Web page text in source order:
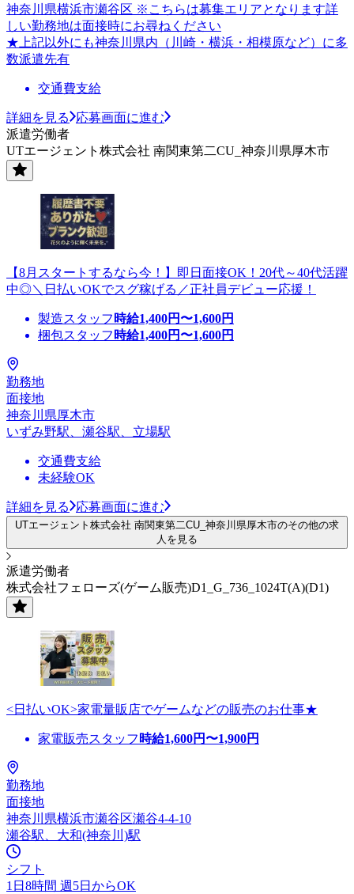
神奈川県横浜市瀬谷区 ※こちらは募集エリアとなります詳
しい勤務地は面接時にお尋ねください
★上記以外にも神奈川県内（川崎・横浜・相模原など）に多
数派遣先有
交通費支給
詳細を見る
応募画面に進む
派遣労働者
UTエージェント株式会社 南関東第二CU_神奈川県厚木市
【8月スタートするなら今！】即日面接OK！20代～40代活躍
中◎＼日払いOKでスグ稼げる／正社員デビュー応援！
製造スタッフ 時給1,400円〜1,600円
梱包スタッフ 時給1,400円〜1,600円
勤務地
面接地
神奈川県厚木市
いずみ野駅、瀬谷駅、立場駅
交通費支給
未経験OK
詳細を見る 応募画面に進む
UTエージェント株式会社 南関東第二CU_神奈川県厚木市のその他の求
人を見る
派遣労働者
株式会社フェローズ(ゲーム販売)D1_G_736_1024T(A)(D1)
<日払いOK>家電量販店でゲームなどの販売のお仕事★
家電販売スタッフ 時給1,600円〜1,900円
勤務地
面接地
神奈川県横浜市瀬谷区瀬谷4-4-10
瀬谷駅、大和(神奈川)駅
シフト
1日8時間 週5日からOK